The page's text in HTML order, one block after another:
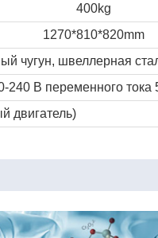
400kg
1270*810*820mm
чугун, швеллерная
240 В переменного тока
двигатель)